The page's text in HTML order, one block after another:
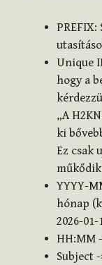
Unique
hogy a
„A
ki
Ez csak
YYYY-
hónap
2026-01-
HH:MM
Subject